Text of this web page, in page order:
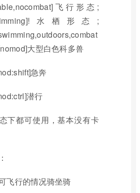
飞行形态;
水栖形态;
大型白色科多兽
急奔
潜行
下都可使用，基本没有卡
飞行的情况骑坐骑